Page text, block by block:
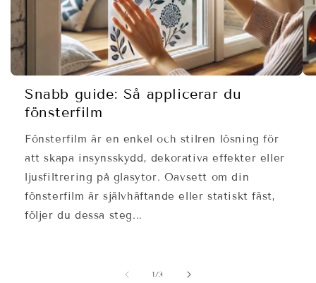
Snabb guide: Så applicerar du
fönsterfilm
Fönsterfilm är en enkel och stilren lösning för
att skapa insynsskydd, dekorativa effekter eller
ljusfiltrering på glasytor. Oavsett om din
fönsterfilm är självhäftande eller statiskt fäst,
följer du dessa steg...
1/av
3